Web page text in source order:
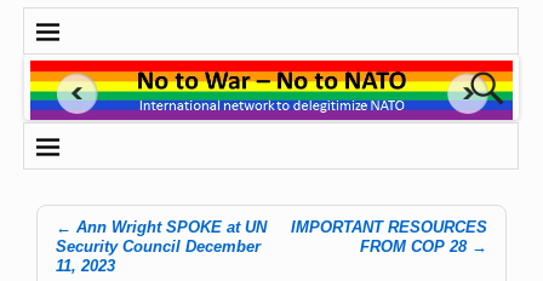
Post navigation
← Ann Wright SPOKE at UN
Security Council December
11, 2023
IMPORTANT RESOURCES
FROM COP 28 →